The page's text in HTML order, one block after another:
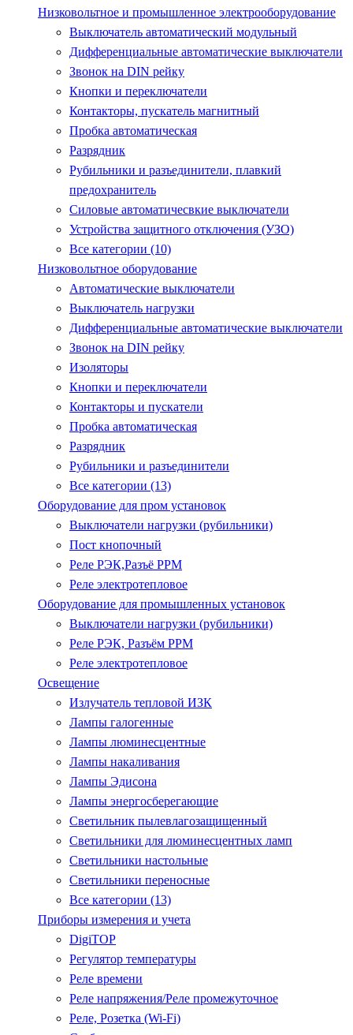
Низковольтное и промышленное электрооборудование
Выключатель автоматический модульный
Дифференциальные автоматические выключатели
Звонок на DIN рейку
Кнопки и переключатели
Контакторы, пускатель магнитный
Пробка автоматическая
Разрядник
Рубильники и разъединители, плавкий
предохранитель
Силовые автоматичесвкие выключатели
Устройства защитного отключения (УЗО)
Все категории (10)
Низковольтное оборудование
Автоматические выключатели
Выключатель нагрузки
Дифференциальные автоматические выключатели
Звонок на DIN рейку
Изоляторы
Кнопки и переключатели
Контакторы и пускатели
Пробка автоматическая
Разрядник
Рубильники и разъединители
Все категории (13)
Оборудование для пром установок
Выключатели нагрузки (рубильники)
Пост кнопочный
Реле РЭК,Разъё РРМ
Реле электротепловое
Оборудование для промышленных установок
Выключатели нагрузки (рубильники)
Реле РЭК, Разъём РРМ
Реле электротепловое
Освещение
Излучатель тепловой ИЗК
Лампы галогенные
Лампы люминесцентные
Лампы накаливания
Лампы Эдисона
Лампы энергосберегающие
Светильник пылевлагозащищенный
Светильники для люминесцентных ламп
Светильники настольные
Светильники переносные
Все категории (13)
Приборы измерения и учета
DigiTOP
Регулятор температуры
Реле времени
Реле напряжения/Реле промежуточное
Реле, Розетка (Wi-Fi)